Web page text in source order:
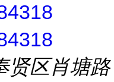
贤区肖塘路